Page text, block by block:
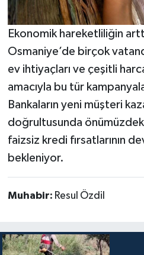
Ekonomik hareketliliğin
Osmaniye’de birçok
ev ihtiyaçları ve çeşitli
amacıyla bu tür
Bankaların yeni müşteri
doğrultusunda
faizsiz kredi fırsatlarının
bekleniyor.
Muhabir: Resul Özdil